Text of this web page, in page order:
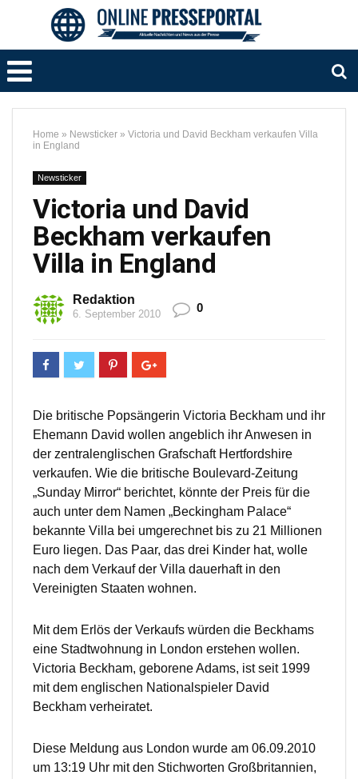
Home » Newsticker » Victoria und David Beckham verkaufen Villa
in England
Newsticker
Victoria und David
Beckham verkaufen
Villa in England
Redaktion
6. September 2010 0
Die britische Popsängerin Victoria Beckham und ihr
Ehemann David wollen angeblich ihr Anwesen in
der zentralenglischen Grafschaft Hertfordshire
verkaufen. Wie die britische Boulevard-Zeitung
„Sunday Mirror“ berichtet, könnte der Preis für die
auch unter dem Namen „Beckingham Palace“
bekannte Villa bei umgerechnet bis zu 21 Millionen
Euro liegen. Das Paar, das drei Kinder hat, wolle
nach dem Verkauf der Villa dauerhaft in den
Vereinigten Staaten wohnen.
Mit dem Erlös der Verkaufs würden die Beckhams
eine Stadtwohnung in London erstehen wollen.
Victoria Beckham, geborene Adams, ist seit 1999
mit dem englischen Nationalspieler David
Beckham verheiratet.
Diese Meldung aus London wurde am 06.09.2010
um 13:19 Uhr mit den Stichworten Großbritannien,